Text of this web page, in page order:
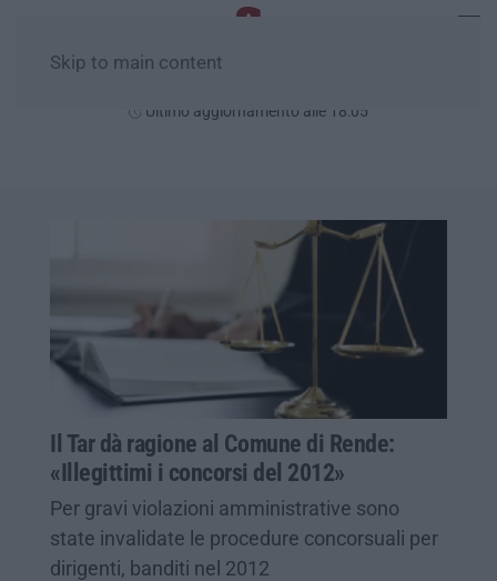
Skip to main content
Ultimo aggiornamento alle 18:05
Il Tar dà ragione al Comune di Rende:
«Illegittimi i concorsi del 2012»
Per gravi violazioni amministrative sono
state invalidate le procedure concorsuali per
dirigenti, banditi nel 2012